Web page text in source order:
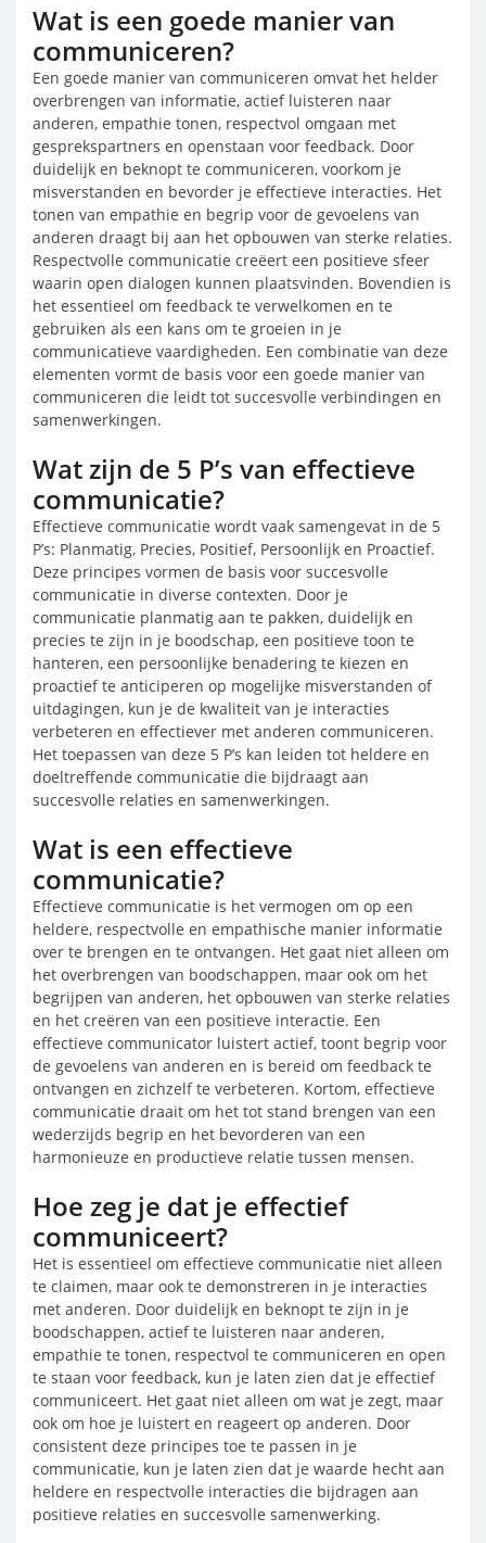
Wat is een goede manier van
communiceren?
Een goede manier van communiceren omvat het helder
overbrengen van informatie, actief luisteren naar
anderen, empathie tonen, respectvol omgaan met
gesprekspartners en openstaan voor feedback. Door
duidelijk en beknopt te communiceren, voorkom je
misverstanden en bevorder je effectieve interacties. Het
tonen van empathie en begrip voor de gevoelens van
anderen draagt bij aan het opbouwen van sterke relaties.
Respectvolle communicatie creëert een positieve sfeer
waarin open dialogen kunnen plaatsvinden. Bovendien is
het essentieel om feedback te verwelkomen en te
gebruiken als een kans om te groeien in je
communicatieve vaardigheden. Een combinatie van deze
elementen vormt de basis voor een goede manier van
communiceren die leidt tot succesvolle verbindingen en
samenwerkingen.
Wat zijn de 5 P’s van effectieve
communicatie?
Effectieve communicatie wordt vaak samengevat in de 5
P’s: Planmatig, Precies, Positief, Persoonlijk en Proactief.
Deze principes vormen de basis voor succesvolle
communicatie in diverse contexten. Door je
communicatie planmatig aan te pakken, duidelijk en
precies te zijn in je boodschap, een positieve toon te
hanteren, een persoonlijke benadering te kiezen en
proactief te anticiperen op mogelijke misverstanden of
uitdagingen, kun je de kwaliteit van je interacties
verbeteren en effectiever met anderen communiceren.
Het toepassen van deze 5 P’s kan leiden tot heldere en
doeltreffende communicatie die bijdraagt aan
succesvolle relaties en samenwerkingen.
Wat is een effectieve
communicatie?
Effectieve communicatie is het vermogen om op een
heldere, respectvolle en empathische manier informatie
over te brengen en te ontvangen. Het gaat niet alleen om
het overbrengen van boodschappen, maar ook om het
begrijpen van anderen, het opbouwen van sterke relaties
en het creëren van een positieve interactie. Een
effectieve communicator luistert actief, toont begrip voor
de gevoelens van anderen en is bereid om feedback te
ontvangen en zichzelf te verbeteren. Kortom, effectieve
communicatie draait om het tot stand brengen van een
wederzijds begrip en het bevorderen van een
harmonieuze en productieve relatie tussen mensen.
Hoe zeg je dat je effectief
communiceert?
Het is essentieel om effectieve communicatie niet alleen
te claimen, maar ook te demonstreren in je interacties
met anderen. Door duidelijk en beknopt te zijn in je
boodschappen, actief te luisteren naar anderen,
empathie te tonen, respectvol te communiceren en open
te staan voor feedback, kun je laten zien dat je effectief
communiceert. Het gaat niet alleen om wat je zegt, maar
ook om hoe je luistert en reageert op anderen. Door
consistent deze principes toe te passen in je
communicatie, kun je laten zien dat je waarde hecht aan
heldere en respectvolle interacties die bijdragen aan
positieve relaties en succesvolle samenwerking.